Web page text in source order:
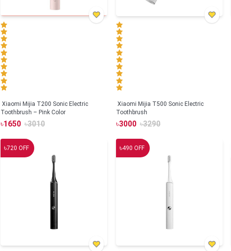
Xiaomi Mijia T200 Sonic Electric
Toothbrush – Pink Color
৳1650 ৳3010
Xiaomi Mijia T500 Sonic Electric
Toothbrush
৳3000 ৳3290
৳720 OFF ৳490 OFF